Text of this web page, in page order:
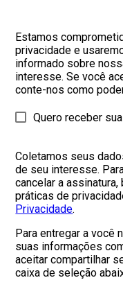
Estamos
privacidade e
informado sobre
interesse. Se você
conte-nos como
Quero receber
Coletamos seus
de seu interesse.
cancelar a
práticas de
Privacidade.
Para entregar a você
suas informações
aceitar compartilhar
caixa de seleção